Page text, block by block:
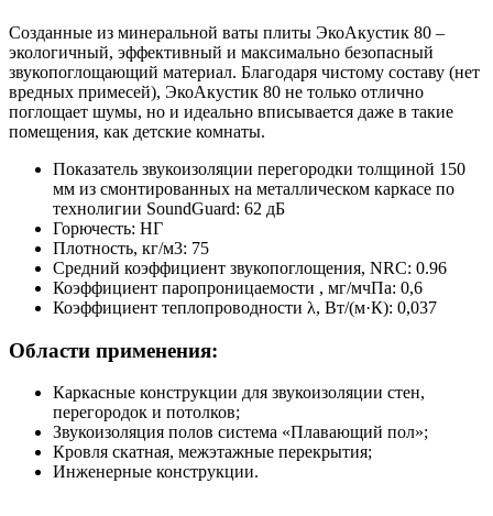
Созданные из минеральной ваты плиты ЭкоАкустик 80 –
экологичный, эффективный и максимально безопасный
звукопоглощающий материал. Благодаря чистому составу (нет
вредных примесей), ЭкоАкустик 80 не только отлично
поглощает шумы, но и идеально вписывается даже в такие
помещения, как детские комнаты.
Показатель звукоизоляции перегородки толщиной 150
мм из смонтированных на металлическом каркасе по
технолигии SoundGuard: 62 дБ
Горючесть: НГ
Плотность, кг/м3: 75
Средний коэффициент звукопоглощения, NRC: 0.96
Коэффициент паропроницаемости , мг/мчПа: 0,6
Коэффициент теплопроводности λ, Вт/(м·К): 0,037
Области применения:
Каркасные конструкции для звукоизоляции стен,
перегородок и потолков;
Звукоизоляция полов система «Плавающий пол»;
Кровля скатная, межэтажные перекрытия;
Инженерные конструкции.